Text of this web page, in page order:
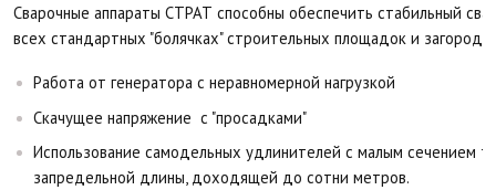
Сварочные аппараты СТРАТ способны обеспечить стабильный
всех стандартных "болячках" строительных площадок и
Работа от генератора с неравномерной нагрузкой
Скачущее напряжение с "просадками"
Использование самодельных удлинителей с малым сечением
запредельной длины, доходящей до сотни метров.